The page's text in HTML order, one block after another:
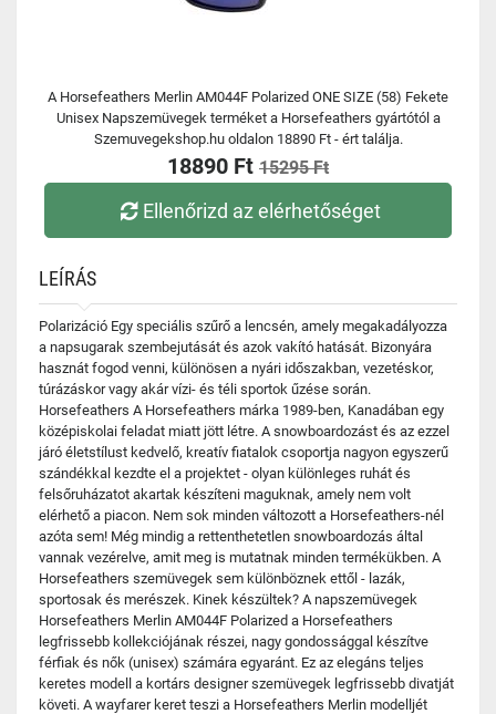
A Horsefeathers Merlin AM044F Polarized ONE SIZE (58) Fekete
Unisex Napszemüvegek terméket a Horsefeathers gyártótól a
Szemuvegekshop.hu oldalon 18890 Ft - ért találja.
18890 Ft 15295 Ft
Ellenőrizd az elérhetőséget
LEÍRÁS
Polarizáció Egy speciális szűrő a lencsén, amely megakadályozza
a napsugarak szembejutását és azok vakító hatását. Bizonyára
hasznát fogod venni, különösen a nyári időszakban, vezetéskor,
túrázáskor vagy akár vízi- és téli sportok űzése során.
Horsefeathers A Horsefeathers márka 1989-ben, Kanadában egy
középiskolai feladat miatt jött létre. A snowboardozást és az ezzel
járó életstílust kedvelő, kreatív fiatalok csoportja nagyon egyszerű
szándékkal kezdte el a projektet - olyan különleges ruhát és
felsőruházatot akartak készíteni maguknak, amely nem volt
elérhető a piacon. Nem sok minden változott a Horsefeathers-nél
azóta sem! Még mindig a rettenthetetlen snowboardozás által
vannak vezérelve, amit meg is mutatnak minden termékükben. A
Horsefeathers szemüvegek sem különböznek ettől - lazák,
sportosak és merészek. Kinek készültek? A napszemüvegek
Horsefeathers Merlin AM044F Polarized a Horsefeathers
legfrissebb kollekciójának részei, nagy gondossággal készítve
férfiak és nők (unisex) számára egyaránt. Ez az elegáns teljes
keretes modell a kortárs designer szemüvegek legfrissebb divatját
követi. A wayfarer keret teszi a Horsefeathers Merlin modelljét